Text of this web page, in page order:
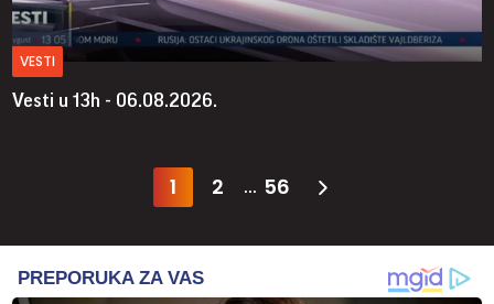
VESTI
Vesti u 13h - 06.08.2026.
1 2 ... 56